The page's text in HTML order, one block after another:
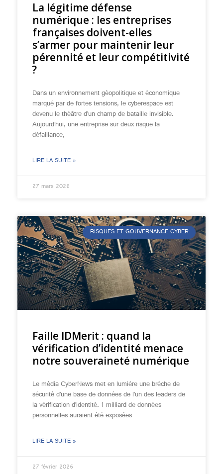
La légitime défense
numérique : les entreprises
françaises doivent-elles
s’armer pour maintenir leur
pérennité et leur compétitivité
?
Dans un environnement géopolitique et économique
marqué par de fortes tensions, le cyberespace est
devenu le théâtre d’un champ de bataille invisible.
Aujourd’hui, une entreprise sur deux risque la
défaillance,
LIRE LA SUITE »
27 mars 2026
RISQUES ET GOUVERNANCE CYBER
Faille IDMerit : quand la
vérification d’identité menace
notre souveraineté numérique
Le média CyberNews met en lumière une brèche de
sécurité d’une base de données de l’un des leaders de
la vérification d’identité. 1 milliard de données
personnelles auraient été exposées
LIRE LA SUITE »
27 février 2026